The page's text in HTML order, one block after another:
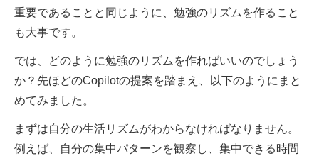
重要であることと同じように、勉強のリズムを作ること
も大事です。
では、どのように勉強のリズムを作ればいいのでしょう
か？先ほどのCopilotの提案を踏まえ、以下のようにまと
めてみました。
まずは自分の生活リズムがわからなければなりません。
例えば、自分の集中パターンを観察し、集中できる時間